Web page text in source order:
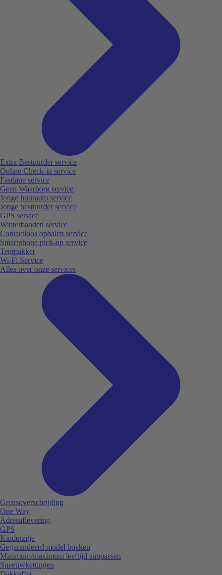
Extra Bestuurder service
Online Check-in service
Fastlane service
Geen Waarborg service
Jonge huurauto service
Jonge bestuurder service
GPS service
Winterbanden service
Contactloos ophalen service
Smartphone pick-up service
Tentpakket
Wi-Fi Service
Alles over onze services
Grensoverschrijding
One Way
Adresaflevering
GPS
Kinderzitje
Gegarandeerd model boeken
Minimum/maximum leeftijd aanpassen
Sneeuwkettingen